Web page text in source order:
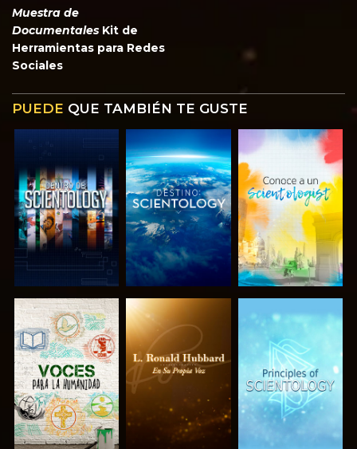
Muestra de
Documentales Kit de
Herramientas para Redes
Sociales
PUEDE QUE TAMBIÉN TE GUSTE
EXPLORA LAS
SERIES
EXPLORA LAS
SERIES
EXPLORA LAS
SERIES